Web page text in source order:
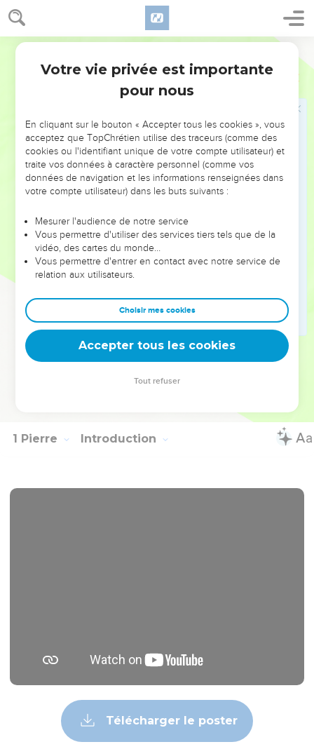
Jacques 5
ce qui autrement semblait être prochain de perdition."
Plusieurs interprètes protestants modernes pensent que
c'est celui qui aura ramené le pécheur qui sauvera sa propre
âme et couvrira la multitude des péchés qu'il a lui-même
sans analogie avec
Jacques 2.13 . Elle éviterait une certaine
tautologie : celui qui ramènera un homme de son égarement
sauvera l'âme de cet homme.
On est surpris de voir une telle affirmation introduite par les
efforcé de le ramener !
6 Cependant cette pensée, que le chrétien peut considérer
une conversion dont il est l'instrument comme le gage et le
l'enseignement de tout le Nouveau Testament qu'on hésite à
l'attribuer à l'auteur.Proverbes 10.12, qui est probablement dans
sa pensée, montre qu'il s'agit des péchés des autres.
1 Pierre Introduction
Télécharger le poster
Votre vie privée est importante
pour nous
En cliquant sur le bouton « Accepter tous les cookies », vous
acceptez que TopChrétien utilise des traceurs (comme des
cookies ou l'identifiant unique de votre compte utilisateur) et
traite vos données à caractère personnel (comme vos
données de navigation et les informations renseignées dans
votre compte utilisateur) dans les buts suivants :
Mesurer l'audience de notre service
Vous permettre d'utiliser des services tiers tels que de la
vidéo, des cartes du monde…
Vous permettre d'entrer en contact avec notre service de
relation aux utilisateurs.
Choisir mes cookies
Accepter tous les cookies
Tout refuser